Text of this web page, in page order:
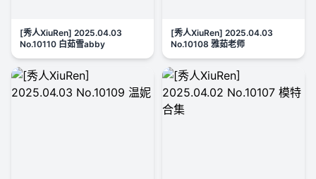
[秀人XiuRen] 2025.04.03
No.10110 白茹雪abby
[秀人XiuRen] 2025.04.03
No.10108 雅茹老师